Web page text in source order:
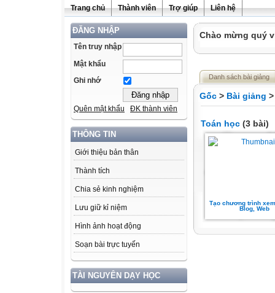
Trang chủ Thành viên Trợ giúp Liên hệ
ĐĂNG NHẬP
Tên truy nhập
Mật khẩu
Ghi nhớ
Quên mật khẩu ĐK thành viên
THÔNG TIN
Giới thiệu bản thân
Thành tích
Chia sẻ kinh nghiệm
Lưu giữ kỉ niệm
Hình ảnh hoạt động
Soạn bài trực tuyến
TÀI NGUYÊN DẠY HỌC
Chào mừng quý
Danh sách bài giảng
Gốc > Bài giảng
Toán học (3 bài)
Tạo chương trình
Blog, Web